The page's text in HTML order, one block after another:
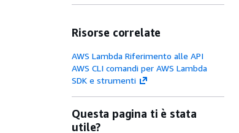
Risorse correlate
AWS Lambda Riferimento alle API
AWS CLI comandi per AWS Lambda
SDK e strumenti
Questa pagina ti è stata
utile?